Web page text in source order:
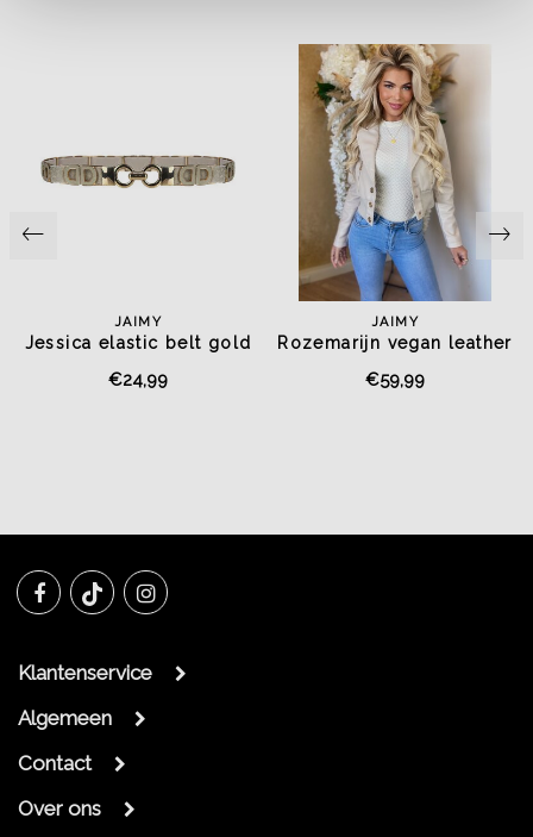
JAIMY
Jessica elastic belt gold
€24,99
JAIMY
Rozemarijn vegan leather
€59,99
Klantenservice
Algemeen
Contact
Over ons